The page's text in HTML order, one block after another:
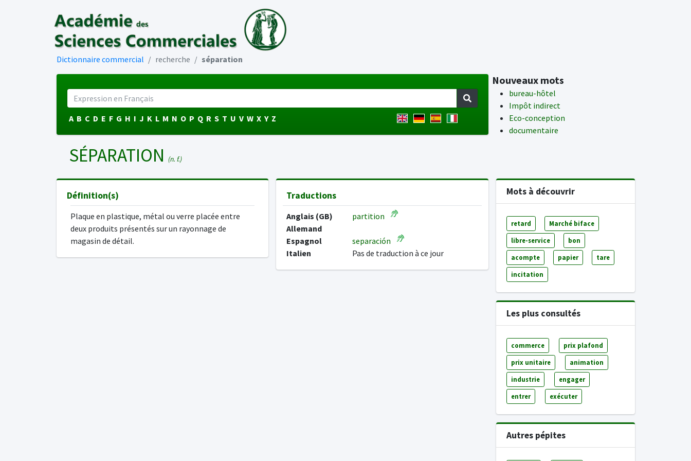
Dictionnaire commercial recherche séparation
A B C D E F G H I J K L M N O P Q R S T U V W X Y Z
Nouveaux mots
bureau-hôtel
Impôt indirect
Eco-conception
documentaire
SÉPARATION (n. f.)
Définition(s)
Plaque en plastique, métal ou verre placée entre
deux produits présentés sur un rayonnage de
magasin de détail.
Traductions
Anglais (GB)
partition
Allemand
Espagnol
separación
Italien
Pas de traduction à ce jour
Mots à découvrir
retard Marché biface
libre-service bon
acompte papier tare
incitation
Les plus consultés
commerce prix plafond
prix unitaire animation
industrie engager
entrer exécuter
Autres pépites